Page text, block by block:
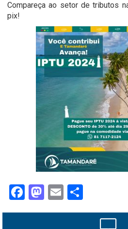
Compareça ao setor de tributos
pix!
Facebook
Mastodon
Email